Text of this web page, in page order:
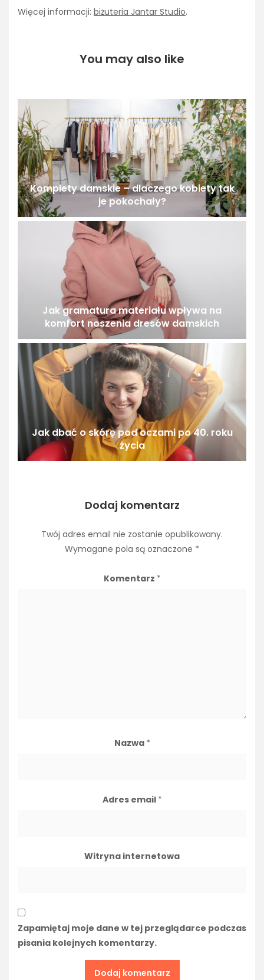
Więcej informacji: biżuteria Jantar Studio.
You may also like
Komplety damskie – dlaczego kobiety tak
je pokochały?
Jak gramatura materiału wpływa na
komfort noszenia dresów damskich
Jak dbać o skórę pod oczami po 40. roku
życia
Dodaj komentarz
Twój adres email nie zostanie opublikowany.
Wymagane pola są oznaczone *
Komentarz *
Nazwa *
Adres email *
Witryna internetowa
Zapamiętaj moje dane w tej przeglądarce podczas
pisania kolejnych komentarzy.